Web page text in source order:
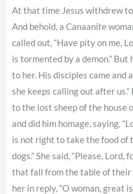
At that time Jesus withdrew
And behold, a Canaanite
called out, “Have pity on me,
is tormented by a demon.”
to her. His disciples came and
she keeps calling out after
to the lost sheep of the house
and did him homage, saying,
is not right to take the food of
dogs.” She said, “Please,
that fall from the table of their
her in reply, “O woman, great